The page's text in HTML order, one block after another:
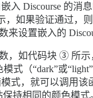
入 Discourse 的消
如果验证通过，则
来设置嵌入的
，如代码块 ③ 所示
式（“dark”或
式，就可以调用该
持相同的颜色模式